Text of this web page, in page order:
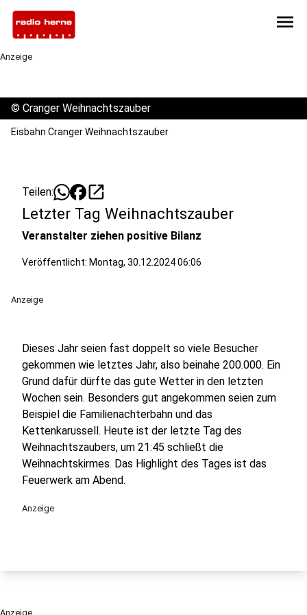
menu
Anzeige
© Cranger Weihnachtszauber
Eisbahn Cranger Weihnachtszauber
Teilen: open_in_new
Letzter Tag Weihnachtszauber
Veranstalter ziehen positive Bilanz
Veröffentlicht: Montag, 30.12.2024 06:06
Anzeige
Dieses Jahr seien fast doppelt so viele Besucher
gekommen wie letztes Jahr, also beinahe 200.000. Ein
Grund dafür dürfte das gute Wetter in den letzten
Wochen sein. Besonders gut angekommen seien zum
Beispiel die Familienachterbahn und das
Kettenkarussell. Heute ist der letzte Tag des
Weihnachtszaubers, um 21:45 schließt die
Weihnachtskirmes. Das Highlight des Tages ist das
Feuerwerk am Abend.
Anzeige
Anzeige